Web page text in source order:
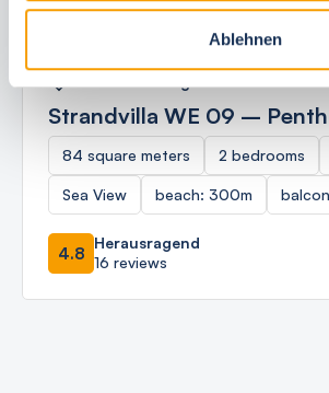
Ablehnen
Strandvilla WE 09 –
84 square meters 2 bedrooms
Sea View beach: 300m
4.8
Herausragend
16 reviews